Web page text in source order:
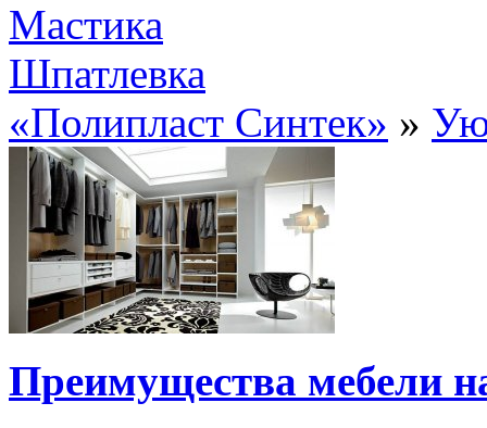
Мастика
Шпатлевка
«Полипласт Синтек» »
Преимущества мебели